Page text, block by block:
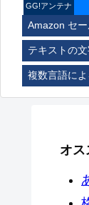
GG!アンテナ
Amazon セ
テキストの
複数言語に
オス